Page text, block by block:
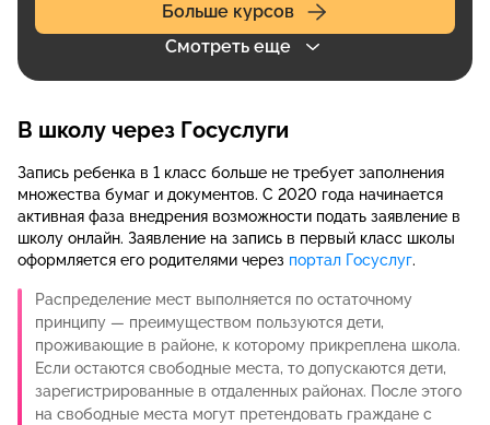
Больше курсов
Смотреть еще
В школу через Госуслуги
Запись ребенка в 1 класс больше не требует заполнения
множества бумаг и документов. С 2020 года начинается
активная фаза внедрения возможности подать заявление в
школу онлайн. Заявление на запись в первый класс школы
оформляется его родителями через портал Госуслуг.
Распределение мест выполняется по остаточному
принципу — преимуществом пользуются дети,
проживающие в районе, к которому прикреплена школа.
Если остаются свободные места, то допускаются дети,
зарегистрированные в отдаленных районах. После этого
на свободные места могут претендовать граждане с